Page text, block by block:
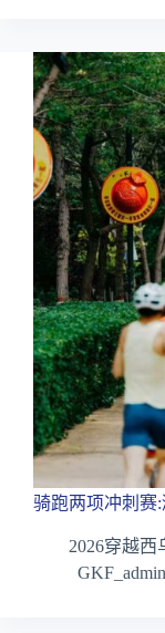
骑跑两项冲刺赛
2026穿越西
GKF_admin